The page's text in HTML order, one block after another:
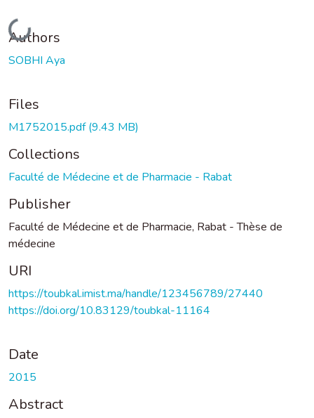
Loading...
Authors
SOBHI Aya
Files
M1752015.pdf(9.43 MB)
Collections
Faculté de Médecine et de Pharmacie - Rabat
Publisher
Faculté de Médecine et de Pharmacie, Rabat - Thèse de
médecine
URI
https://toubkal.imist.ma/handle/123456789/27440
https://doi.org/10.83129/toubkal-11164
Date
2015
Abstract